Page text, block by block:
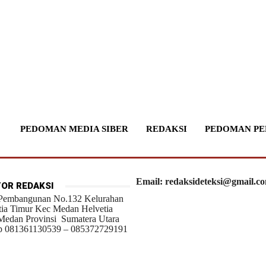
PEDOMAN MEDIA SIBER REDAKSI PEDOMAN
REDAKSI
No.132 Kelurahan
Timur Kec Medan Helvetia
Provinsi Sumatera Utara
081361130539 – 085372729191
Email: